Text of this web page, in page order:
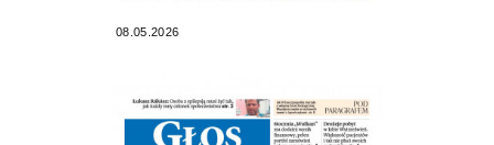
08.05.2026